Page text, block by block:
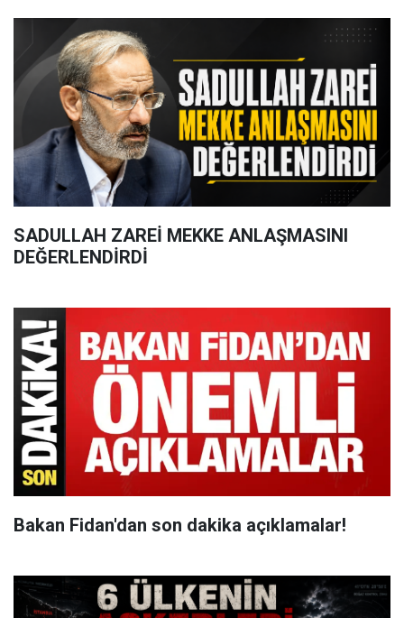
SADULLAH ZAREİ MEKKE ANLAŞMASINI
DEĞERLENDİRDİ
Bakan Fidan'dan son dakika açıklamalar!